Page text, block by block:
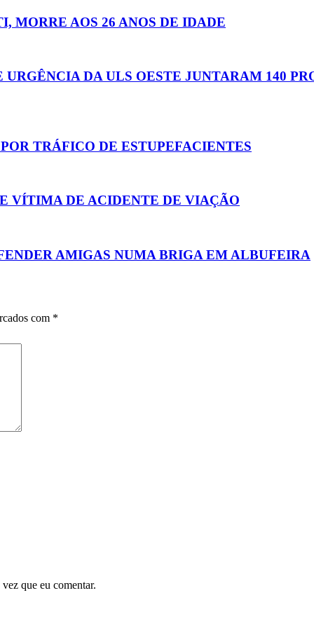
MORRE AOS 26 ANOS DE IDADE
DA ULS OESTE JUNTARAM 140
TRÁFICO DE ESTUPEFACIENTES
VÍTIMA DE ACIDENTE DE VIAÇÃO
AMIGAS NUMA BRIGA EM ALBUFEIRA
com *
que eu comentar.